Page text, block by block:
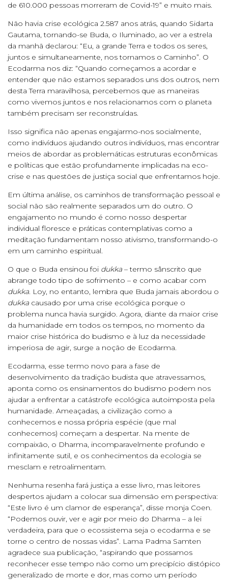
de 610.000 pessoas morreram de Covid-19” e muito mais.
Não havia crise ecológica 2.587 anos atrás, quando Sidarta
Gautama, tornando-se Buda, o Iluminado, ao ver a estrela
da manhã declarou: “Eu, a grande Terra e todos os seres,
juntos e simultaneamente, nos tornamos o Caminho”. O
Ecodarma nos diz: “Quando começamos a acordar e
entender que não estamos separados uns dos outros, nem
desta Terra maravilhosa, percebemos que as maneiras
como vivemos juntos e nos relacionamos com o planeta
também precisam ser reconstruídas.
Isso significa não apenas engajarmo-nos socialmente,
como indivíduos ajudando outros indivíduos, mas encontrar
meios de abordar as problemáticas estruturas econômicas
e políticas que estão profundamente implicadas na eco-
crise e nas questões de justiça social que enfrentamos hoje.
Em última análise, os caminhos de transformação pessoal e
social não são realmente separados um do outro. O
engajamento no mundo é como nosso despertar
individual floresce e práticas contemplativas como a
meditação fundamentam nosso ativismo, transformando-o
em um caminho espiritual.
O que o Buda ensinou foi dukka – termo sânscrito que
abrange todo tipo de sofrimento – e como acabar com
dukka. Loy, no entanto, lembra que Buda jamais abordou o
dukka causado por uma crise ecológica porque o
problema nunca havia surgido. Agora, diante da maior crise
da humanidade em todos os tempos, no momento da
maior crise histórica do budismo e à luz da necessidade
imperiosa de agir, surge a noção de Ecodarma.
Ecodarma, esse termo novo para a fase de
desenvolvimento da tradição budista que atravessamos,
aponta como os ensinamentos do budismo podem nos
ajudar a enfrentar a catástrofe ecológica autoimposta pela
humanidade. Ameaçadas, a civilização como a
conhecemos e nossa própria espécie (que mal
conhecemos) começam a despertar. Na mente de
compaixão, o Dharma, incomparavelmente profundo e
infinitamente sutil, e os conhecimentos da ecologia se
mesclam e retroalimentam.
Nenhuma resenha fará justiça a esse livro, mas leitores
despertos ajudam a colocar sua dimensão em perspectiva:
“Este livro é um clamor de esperança”, disse monja Coen.
“Podemos ouvir, ver e agir por meio do Dharma – a lei
verdadeira, para que o ecossistema seja o ecodarma e se
torne o centro de nossas vidas”. Lama Padma Samten
agradece sua publicação, “aspirando que possamos
reconhecer esse tempo não como um precipício distópico
generalizado de morte e dor, mas como um período